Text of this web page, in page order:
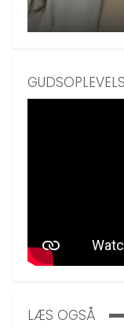
LÆS OGSÅ